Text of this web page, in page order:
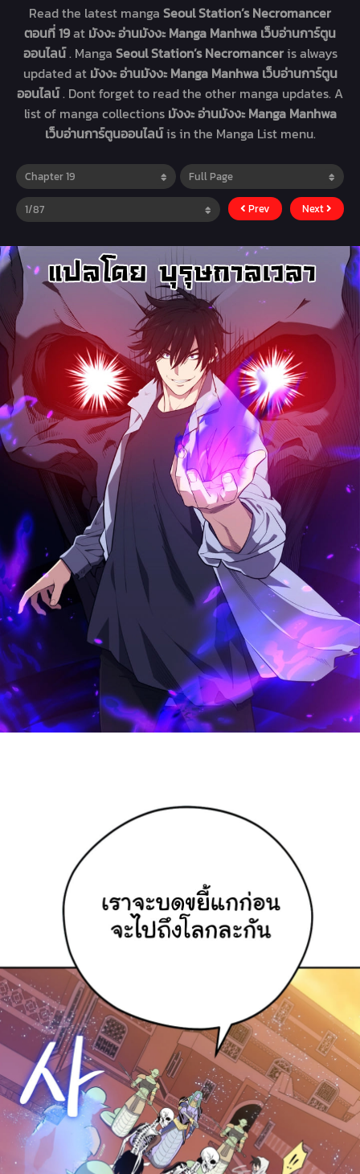
Read the latest manga Seoul Station’s Necromancer
ตอนที่ 19at มังงะ อ่านมังงะ Manga Manhwa เว็บอ่านการ์ตูน
ออนไลน์. Manga Seoul Station’s Necromanceris always
updated at มังงะ อ่านมังงะ Manga Manhwa เว็บอ่านการ์ตูน
ออนไลน์. Dont forget to read the other manga updates. A
list of manga collections มังงะ อ่านมังงะ Manga Manhwa
เว็บอ่านการ์ตูนออนไลน์is in the Manga List menu.
Prev Next